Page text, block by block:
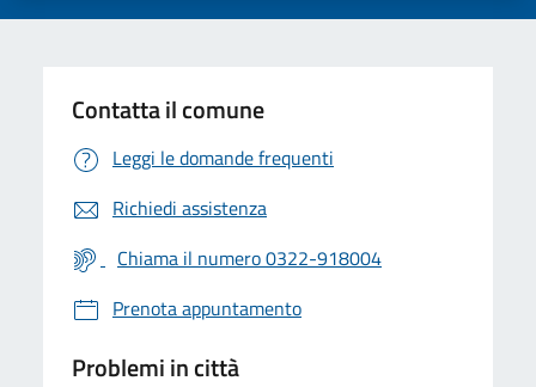
Contatta il comune
Leggi le domande frequenti
Richiedi assistenza
Chiama il numero 0322-918004
Prenota appuntamento
Problemi in città